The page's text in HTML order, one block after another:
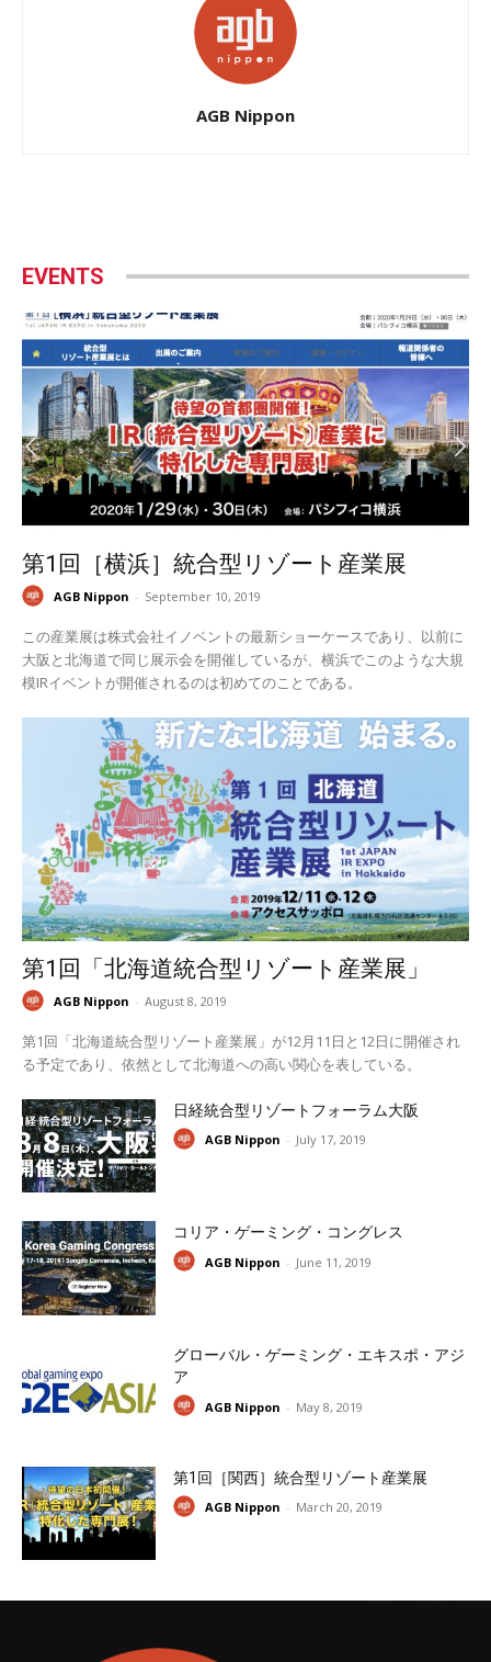
AGB Nippon
EVENTS
第1回［横浜］統合型リゾート産業展
AGB Nippon - September 10, 2019
この産業展は株式会社イノベントの最新ショーケースであり、以前に
大阪と北海道で同じ展示会を開催しているが、横浜でこのような大規
模IRイベントが開催されるのは初めてのことである。
第1回「北海道統合型リゾート産業展」
AGB Nippon - August 8, 2019
第1回「北海道統合型リゾート産業展」が12月11日と12日に開催され
る予定であり、依然として北海道への高い関心を表している。
日経統合型リゾートフォーラム大阪
AGB Nippon - July 17, 2019
コリア・ゲーミング・コングレス
AGB Nippon - June 11, 2019
グローバル・ゲーミング・エキスポ・アジ
ア
AGB Nippon - May 8, 2019
第1回［関西］統合型リゾート産業展
AGB Nippon - March 20, 2019